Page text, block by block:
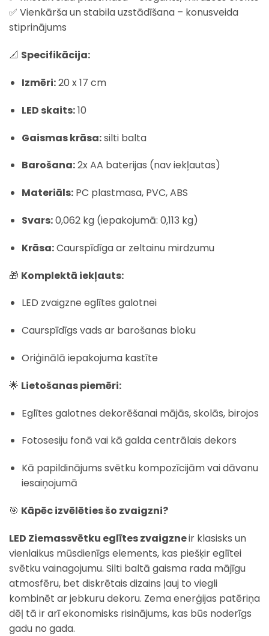
✅ Vienkārša un stabila uzstādīšana – konusveida
stiprinājums
📐 Specifikācija:
Izmēri:20 x 17 cm
LED skaits:10
Gaismas krāsa:silti balta
Barošana:2x AA baterijas (nav iekļautas)
Materiāls:PC plastmasa, PVC, ABS
Svars:0,062 kg (iepakojumā: 0,113 kg)
Krāsa:Caurspīdīga ar zeltainu mirdzumu
🎁 Komplektā iekļauts:
LED zvaigzne eglītes galotnei
Caurspīdīgs vads ar barošanas bloku
Oriģinālā iepakojuma kastīte
🌟 Lietošanas piemēri:
Eglītes galotnes dekorēšanai mājās, skolās, birojos
Fotosesiju fonā vai kā galda centrālais dekors
Kā papildinājums svētku kompozīcijām vai dāvanu
iesaiņojumā
🎯 Kāpēc izvēlēties šo zvaigzni?
LED Ziemassvētku eglītes zvaigzneir klasisks un
vienlaikus mūsdienīgs elements, kas piešķir eglītei
svētku vainagojumu. Silti baltā gaisma rada mājīgu
atmosfēru, bet diskrētais dizains ļauj to viegli
kombinēt ar jebkuru dekoru. Zema enerģijas patēriņa
dēļ tā ir arī ekonomisks risinājums, kas būs noderīgs
gadu no gada.